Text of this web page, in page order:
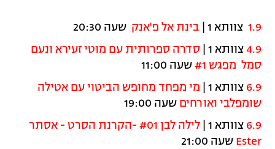
1.9 צוותא 1 | בינת אל פ'אנק שעה 20:30
4.9 צוותא 1 |
סדרה ספרותית עם מוטי זעירא ונעם
סמל מפגש #1
שעה 11:00
6.9 צוותא 1 |
מי מפחד מחופש הביטוי עם אטילה
שומפלבי ואורחים שעה 19:00
6.9 צוותא 1 |
לילה לבן #01 -הקרנת הסרט - אסתר
Ester שעה 21:00